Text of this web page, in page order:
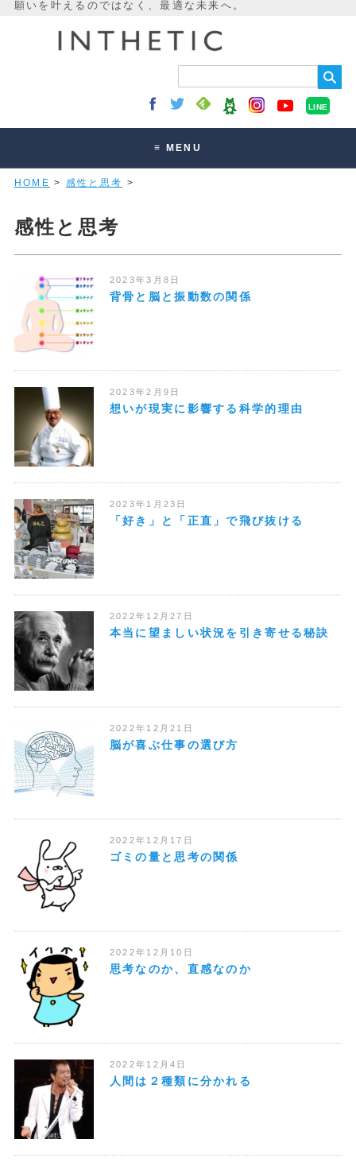
LINE
≡ MENU
読みもの
HOME > 感性と思考 >
感性と思考
2023年3月8日
背骨と脳と振動数の関係
2023年2月9日
想いが現実に影響する科学的理由
2023年1月23日
「好き」と「正直」で飛び抜ける
2022年12月27日
本当に望ましい状況を引き寄せる秘訣
2022年12月21日
脳が喜ぶ仕事の選び方
2022年12月17日
ゴミの量と思考の関係
2022年12月10日
思考なのか、直感なのか
2022年12月4日
人間は２種類に分かれる